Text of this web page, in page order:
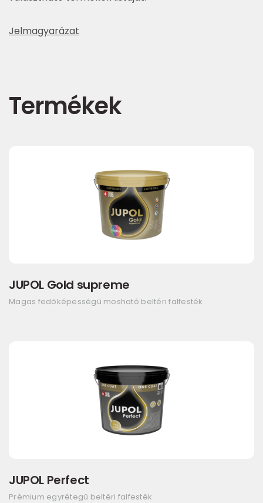
Jelmagyarázat
Termékek
JUPOL Gold supreme
Magas fedőképességű mosható beltéri falfesték
JUPOL Perfect
Prémium egyrétegű beltéri falfesték